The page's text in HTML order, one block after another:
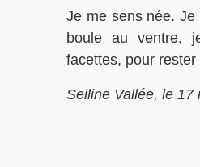
Je me sens née.
boule au ventre,
facettes, pour rester
Seiline Vallée, le 17